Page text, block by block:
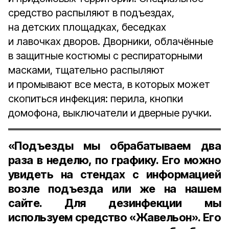
средство распыляют в подъездах,
на детских площадках, беседках
и лавочках дворов. Дворники, облачённые
в защитные костюмы с респираторными
масками, тщательно распыляют
и промывают все места, в которых может
скопиться инфекция: перила, кнопки
домофона, выключатели и дверные ручки.
«Подъезды мы обрабатываем два
раза в неделю, по графику. Его можно
увидеть на стендах с информацией
возле подъезда или же на нашем
сайте. Для дезинфекции мы
используем средство «Жавельон». Его